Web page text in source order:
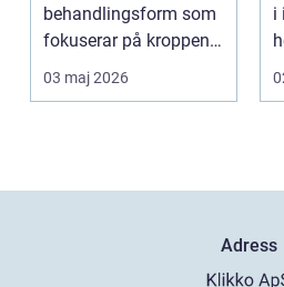
behandlingsform som
fokuserar på kroppens
egen förmåga att lä...
03 maj 2026
i
Adress